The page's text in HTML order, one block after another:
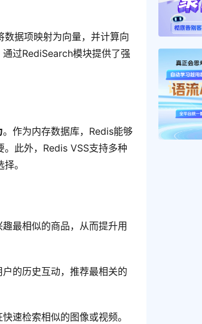
据项映射为向量，并计算向
过RediSearch模块提供了强
。作为内存数据库，Redis能够
此外，Redis VSS支持多种
。
最相似的商品，从而提升用
的历史互动，推荐最相关的
速检索相似的图像或视频。